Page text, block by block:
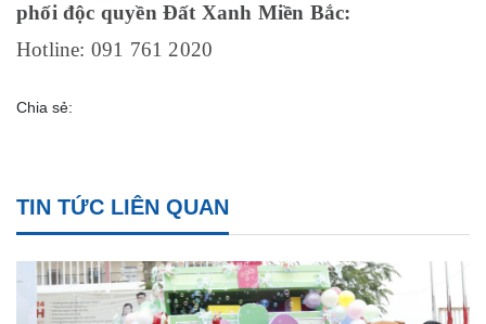
phối độc quyền Đất Xanh Miền Bắc:
Hotline: 091 761 2020
Chia sẻ:
TIN TỨC LIÊN QUAN